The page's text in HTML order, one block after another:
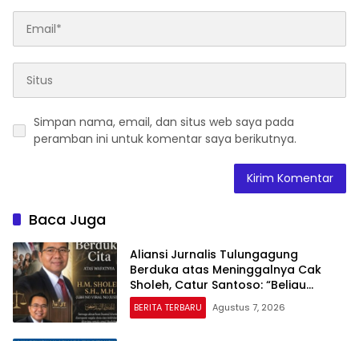
Simpan nama, email, dan situs web saya pada
peramban ini untuk komentar saya berikutnya.
Baca Juga
Aliansi Jurnalis Tulungagung
Berduka atas Meninggalnya Cak
Sholeh, Catur Santoso: “Beliau
Pejuang Keadilan yang Vokal”
BERITA TERBARU Agustus 7, 2026